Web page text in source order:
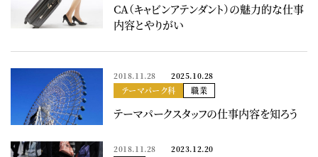
CA（キャビンアテンダント）の魅力的な仕事
内容とやりがい
2018.11.28 2025.10.28
テーマパーク科 職業
テーマパークスタッフの仕事内容を知ろう
2018.11.28 2023.12.20